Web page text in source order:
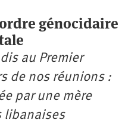
génocidaire
dis au Premier
de nos réunions :
par une mère
libanaises